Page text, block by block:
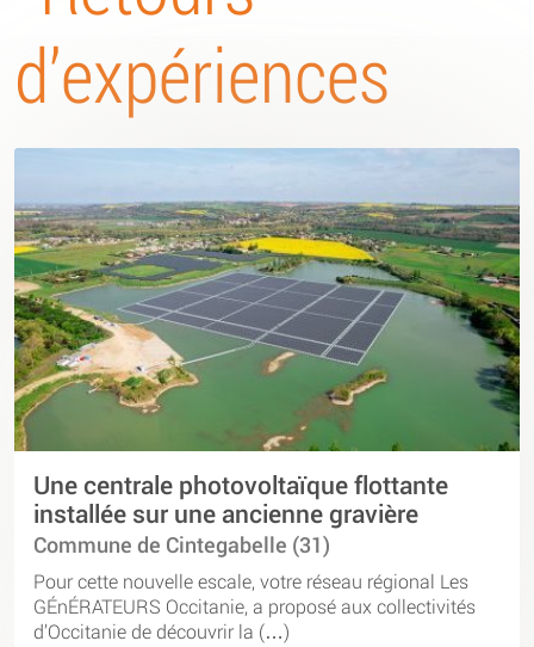
d’expériences
Une centrale photovoltaïque flottante
installée sur une ancienne gravière
Commune de Cintegabelle (31)
Pour cette nouvelle escale, votre réseau régional Les
GÉnÉRATEURS Occitanie, a proposé aux collectivités
d’Occitanie de découvrir la (…)